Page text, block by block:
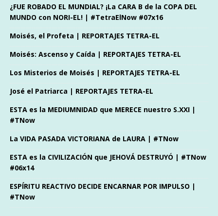
¿FUE ROBADO EL MUNDIAL? ¡La CARA B de la COPA DEL
MUNDO con NORI-EL! | #TetraElNow #07x16
Moisés, el Profeta | REPORTAJES TETRA-EL
Moisés: Ascenso y Caída | REPORTAJES TETRA-EL
Los Misterios de Moisés | REPORTAJES TETRA-EL
José el Patriarca | REPORTAJES TETRA-EL
ESTA es la MEDIUMNIDAD que MERECE nuestro S.XXI |
#TNow
La VIDA PASADA VICTORIANA de LAURA | #TNow
ESTA es la CIVILIZACIÓN que JEHOVÁ DESTRUYÓ | #TNow
#06x14
ESPÍRITU REACTIVO DECIDE ENCARNAR POR IMPULSO |
#TNow